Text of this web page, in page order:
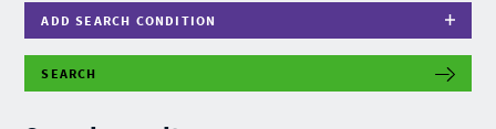
ADD SEARCH CONDITION
SEARCH
F